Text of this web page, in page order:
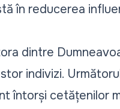
în reducerea
dintre
indivizi.
întorși cetățenilor